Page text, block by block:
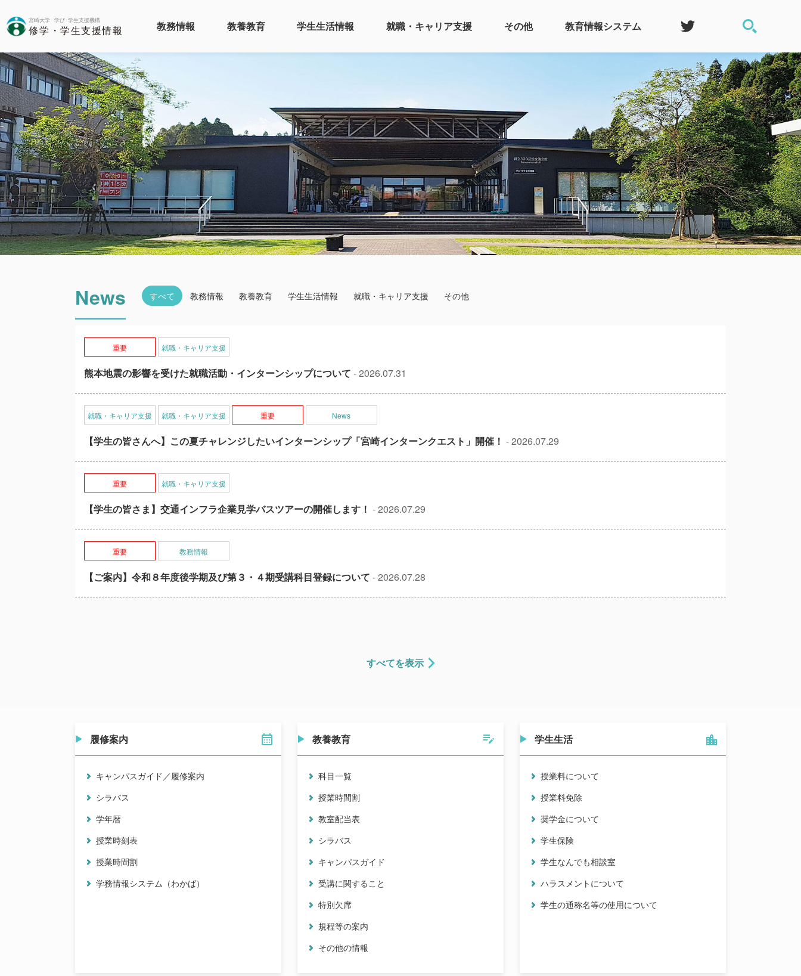
教務情報 教養教育 学生生活情報 就職・キャリア支援 その他 教育情報システム
News すべて 教務情報 教養教育 学生生活情報 就職・キャリア支援 その他
重要 就職・キャリア支援
熊本地震の影響を受けた就職活動・インターンシップについて - 2026.07.31
就職・キャリア支援 就職・キャリア支援 重要 News
【学生の皆さんへ】この夏チャレンジしたいインターンシップ「宮崎インターンクエスト」開催！ - 2026.07.29
重要 就職・キャリア支援
【学生の皆さま】交通インフラ企業見学バスツアーの開催します！ - 2026.07.29
重要 教務情報
【ご案内】令和８年度後学期及び第３・４期受講科目登録について - 2026.07.28
すべてを表示
履修案内
キャンパスガイド／履修案内
シラバス
学年暦
授業時刻表
授業時間割
学務情報システム（わかば）
教養教育
科目一覧
授業時間割
教室配当表
シラバス
キャンパスガイド
受講に関すること
特別欠席
規程等の案内
その他の情報
学生生活
授業料について
授業料免除
奨学金について
学生保険
学生なんでも相談室
ハラスメントについて
学生の通称名等の使用について